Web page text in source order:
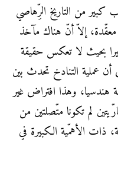
من التاريخ الرِّهاصي
معقّدة، إلاّ أنّ هناك مآخذ
بحيث لا تعكس حقيقة
أن عملية التنادخ تحدث بين
هندسيا، وهذا افتراض غير
لم تكونا متّصلتين من
ذات الأهمّية الكبيرة في